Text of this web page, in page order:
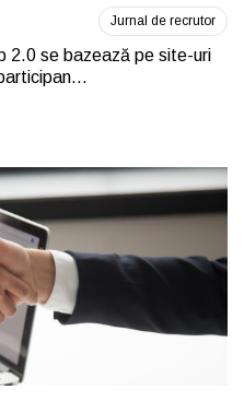
Jurnal de recrutor
2.0 se bazează pe site-uri